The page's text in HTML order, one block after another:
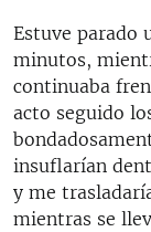
Estuve parado
minutos,
continuaba
acto seguido
insuflarían
y me
mientras se